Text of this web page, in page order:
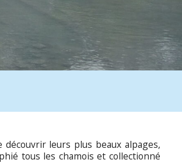
leurs plus beaux alpages,
tous les chamois et collectionné